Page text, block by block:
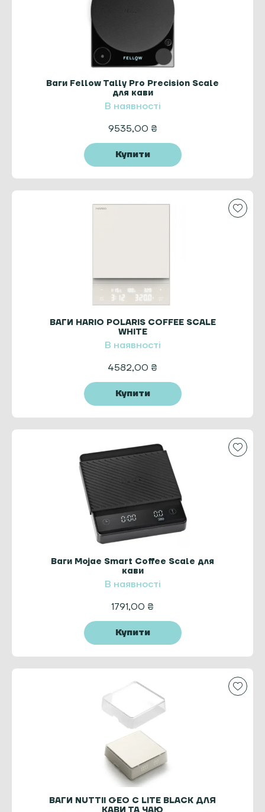
Ваги Fellow Tally Pro Precision Scale
для кави
В наявності
9535,00 ₴
Купити
ВАГИ HARIO POLARIS COFFEE SCALE
WHITE
В наявності
4582,00 ₴
Купити
Ваги Mojae Smart Coffee Scale для
кави
В наявності
1791,00 ₴
Купити
ВАГИ NUTTII GEO C LITE BLACK ДЛЯ